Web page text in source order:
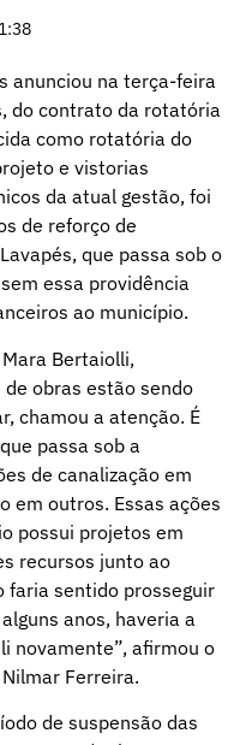
anunciou na terça-feira
do contrato da rotatória
como rotatória do
e vistorias
da atual gestão, foi
de reforço de
que passa sob o
essa providência
ao município.
Bertaiolli,
obras estão sendo
chamou a atenção. É
passa sob a
de canalização em
em outros. Essas ações
possui projetos em
recursos junto ao
faria sentido prosseguir
anos, haveria a
novamente”, afirmou o
Ferreira.
de suspensão das